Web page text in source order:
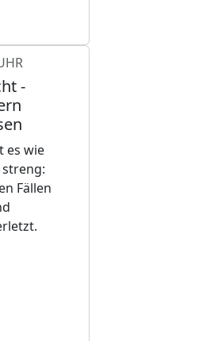
-
es wie
Fällen